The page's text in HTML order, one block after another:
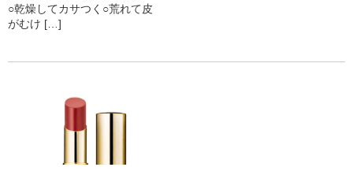
○乾燥してカサつく○荒れて皮
がむけ […]